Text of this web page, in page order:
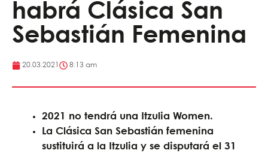
habrá Clásica San
Sebastián Femenina
20.03.2021 8:13 am
2021 no tendrá una Itzulia Women.
La Clásica San Sebastián femenina
sustituirá a la
Itzulia y se disputará el 31